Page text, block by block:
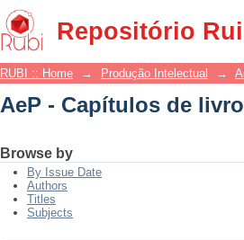
Repositório
AeP - Capítulos de livros
RUBI :: Home → Produção Intelectual →
AeP - Capítulos de
Browse by
By Issue Date
Authors
Titles
Subjects